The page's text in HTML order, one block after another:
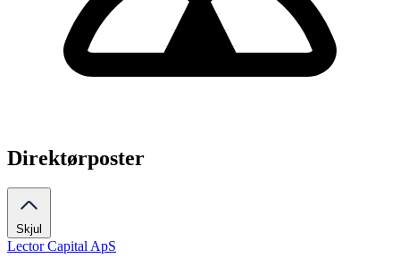
Direktørposter
Skjul
Lector Capital ApS